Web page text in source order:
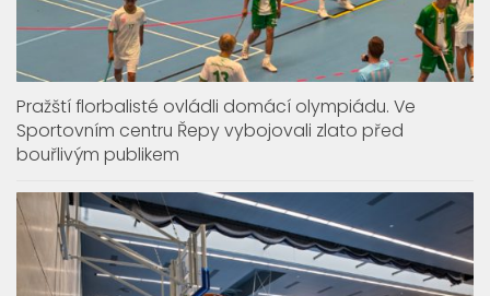
Pražští florbalisté ovládli domácí olympiádu. Ve
Sportovním centru Řepy vybojovali zlato před
bouřlivým publikem